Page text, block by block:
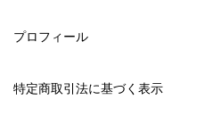
プロフィール
特定商取引法に基づく表示